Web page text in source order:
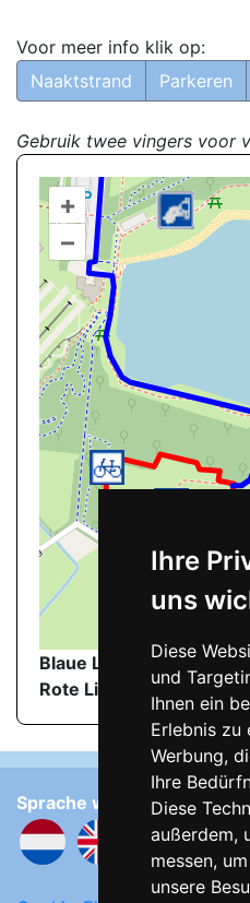
Ihre
uns
Diese
und
Ihnen ein
Erlebnis zu
Werbung,
Ihre
Diese
außerdem,
messen,
unsere
Voor meer info klik op:
Naaktstrand
Parkeren
Gebruik twee vingers voor
+
–
Blaue Linie
:
Rote Linie
: FKK-Strand
Sprache wählen: